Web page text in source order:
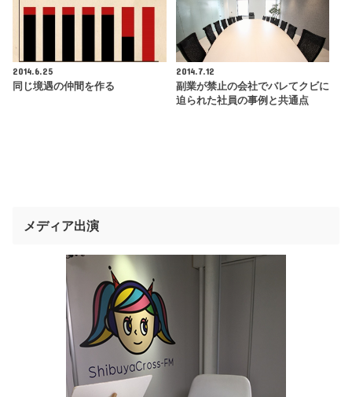
2014.6.25
同じ境遇の仲間を作る
2014.7.12
副業が禁止の会社でバレてクビに
迫られた社員の事例と共通点
メディア出演